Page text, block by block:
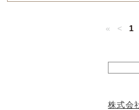
« < 1
株式会